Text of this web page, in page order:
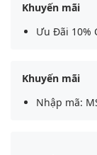
Khuyến mãi
Ưu Đãi 10%
Khuyến mãi
Nhập mã: